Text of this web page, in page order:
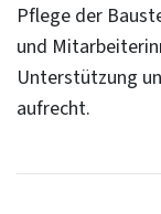
Pflege der
und
Unterstützung
aufrecht.